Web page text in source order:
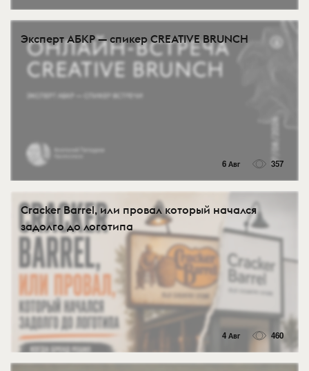
Эксперт АБКР — спикер CREATIVE BRUNCH
6 Авг 357
Cracker Barrel, или провал который начался
задолго до логотипа
4 Авг 460